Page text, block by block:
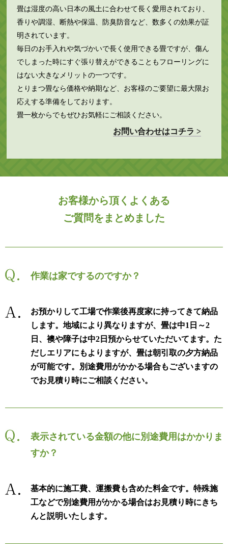
畳は湿度の高い日本の風土に合わせて長く愛用されており、
香りや調湿、断熱や保温、防臭防音など、数多くの効果が証
明されています。
毎日のお手入れや気づかいで長く使用できる畳ですが、傷ん
でしまった時にすぐ張り替えができることもフローリングに
はない大きなメリットの一つです。
とりまつ畳なら価格や納期など、お客様のご要望に最大限お
応えする準備をしております。
畳一枚からでもぜひお気軽にご相談ください。
お問い合わせはコチラ >
お客様から頂くよくある
ご質問をまとめました
作業は家でするのですか？
お預かりして工場で作業後再度家に持ってきて納品
します。地域により異なりますが、畳は中1日～2
日、襖や障子は中2日預からせていただいてます。た
だしエリアにもよりますが、畳は朝引取の夕方納品
が可能です。別途費用がかかる場合もございますの
でお見積り時にご相談ください。
表示されている金額の他に別途費用はかかりま
すか？
基本的に施工費、運搬費も含めた料金です。特殊施
工などで別途費用がかかる場合はお見積り時にきち
んと説明いたします。